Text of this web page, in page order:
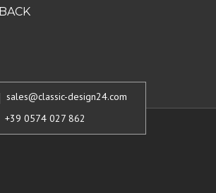
sales@classic-design24.com
+39 0574 027 862